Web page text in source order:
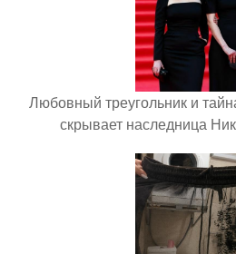
Любовный треугольник и
скрывает наследница